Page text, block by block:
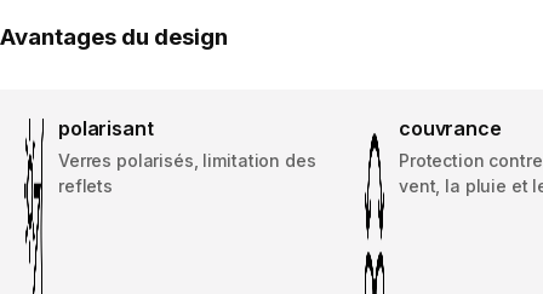
Avantages du design
polarisant
Verres polarisés, limitation des
reflets
couvrance
Protection
vent, la pluie et